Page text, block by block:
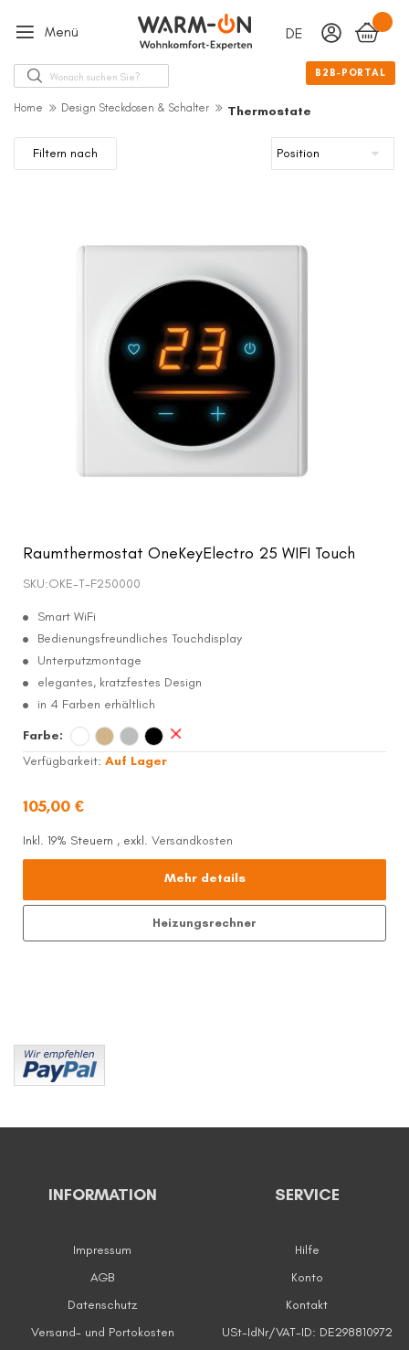
Menü
Suche
Sprache
DEUTSCH
B2B-PORTAL
Home Design Steckdosen & Schalter Thermostate
Raumthermostat OneKeyElectro 25 WIFI Touch
SKU:OKE-T-F250000
Smart WiFi
Bedienungsfreundliches Touchdisplay
Unterputzmontage
elegantes, kratzfestes Design
in 4 Farben erhältlich
Farbe:
Verfügbarkeit: Auf Lager
105,00 €
Inkl. 19% Steuern , exkl. Versandkosten
Mehr details
Heizungsrechner
Filtern nach
INFORMATION
Impressum
AGB
Datenschutz
Versand- und Portokosten
SERVICE
Hilfe
Konto
Kontakt
USt-IdNr/VAT-ID: DE298810972